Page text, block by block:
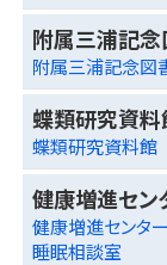
附属三浦記
附属三浦記念図
蝶類研究資料
蝶類研究資料館
健康増進セン
健康増進センター
睡眠相談室